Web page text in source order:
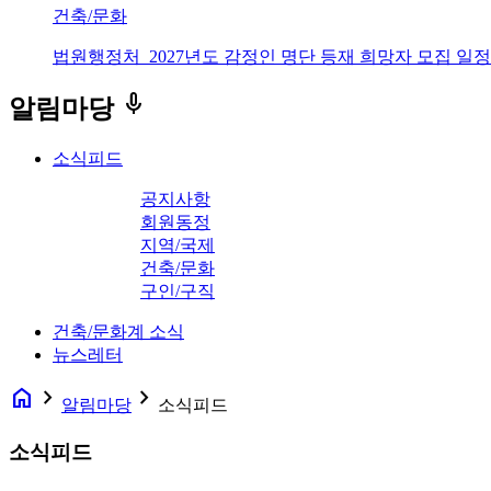
건축/문화
법원행정처_2027년도 감정인 명단 등재 희망자 모집 일
알림마당 keyboard_voice
소식피드
공지사항
회원동정
지역/국제
건축/문화
구인/구직
건축/문화계 소식
뉴스레터
home navigate_next 알림마당 navigate_next 소식피드
소식피드